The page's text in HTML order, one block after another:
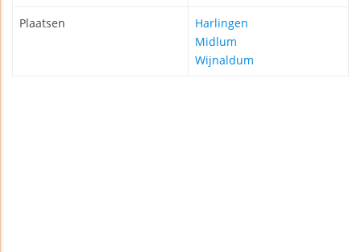
Plaatsen
Harlingen
Midlum
Wijnaldum